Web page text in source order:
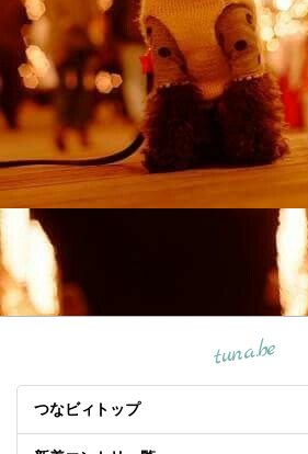
tuna.be
つなビィトップ